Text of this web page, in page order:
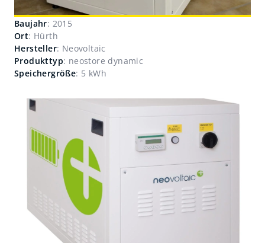
Baujahr: 2015
Ort: Hürth
Hersteller: Neovoltaic
Produkttyp: neostore dynamic
Speichergröße: 5 kWh